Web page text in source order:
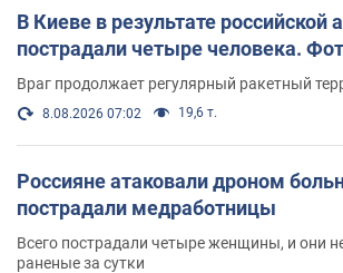
В Киеве в результате российской
пострадали четыре человека.
Враг продолжает регулярный ракетный
8.08.2026 07:02 19,6 т.
Россияне атаковали дроном
пострадали медработницы
Всего пострадали четыре женщины, и они
раненые за сутки